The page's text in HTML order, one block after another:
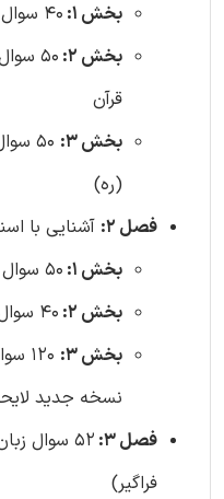
بخش 1:
40 سوال ولایت فقیه امام خمینی (ره)
بخش 2:
50
قرآن
بخش 3:
50
(ره)
فصل 2:
آشنایی با
بخش 1:
50 سوال قانون اساسی
بخش 2:
40 سوال بیانیه گام دوم انقلاب
بخش 3:
نسخه جدید لایحه 1403-
فصل 3:
52 سوال
فراگیر)